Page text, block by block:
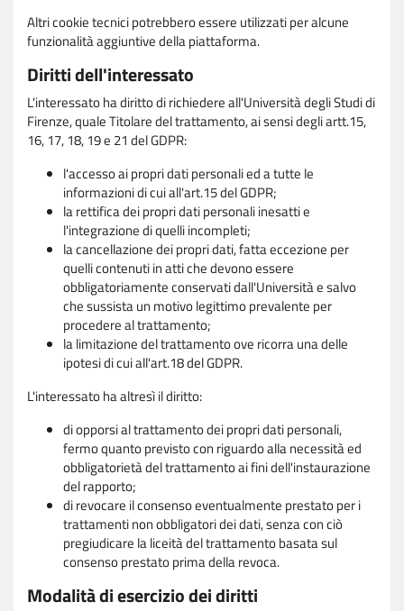
Altri cookie tecnici potrebbero essere utilizzati per alcune
funzionalità aggiuntive della piattaforma.
Diritti dell'interessato
L'interessato ha diritto di richiedere all'Università degli Studi di
Firenze, quale Titolare del trattamento, ai sensi degli artt.15,
16, 17, 18, 19 e 21 del GDPR:
l'accesso ai propri dati personali ed a tutte le
informazioni di cui all'art.15 del GDPR;
la rettifica dei propri dati personali inesatti e
l'integrazione di quelli incompleti;
la cancellazione dei propri dati, fatta eccezione per
quelli contenuti in atti che devono essere
obbligatoriamente conservati dall'Università e salvo
che sussista un motivo legittimo prevalente per
procedere al trattamento;
la limitazione del trattamento ove ricorra una delle
ipotesi di cui all'art.18 del GDPR.
L'interessato ha altresì il diritto:
di opporsi al trattamento dei propri dati personali,
fermo quanto previsto con riguardo alla necessità ed
obbligatorietà del trattamento ai fini dell'instaurazione
del rapporto;
di revocare il consenso eventualmente prestato per i
trattamenti non obbligatori dei dati, senza con ciò
pregiudicare la liceità del trattamento basata sul
consenso prestato prima della revoca.
Modalità di esercizio dei diritti